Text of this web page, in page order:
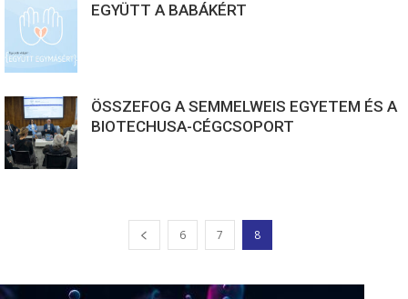
EGYÜTT A BABÁKÉRT
ÖSSZEFOG A SEMMELWEIS EGYETEM ÉS A
BIOTECHUSA-CÉGCSOPORT
6 7 8